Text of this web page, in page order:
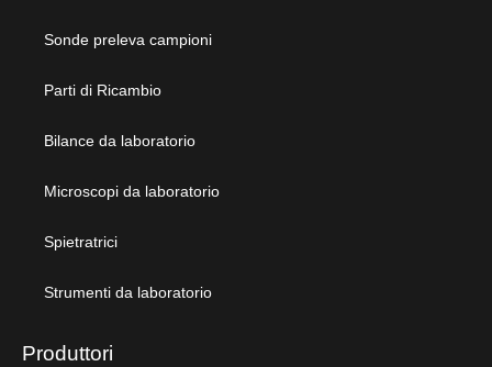
Sonde preleva campioni
Parti di Ricambio
Bilance da laboratorio
Microscopi da laboratorio
Spietratrici
Strumenti da laboratorio
Produttori